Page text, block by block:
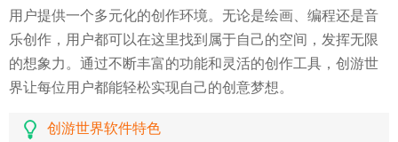
用户提供一个多元化的创作环境。无论是绘画、编程还是音
乐创作，用户都可以在这里找到属于自己的空间，发挥无限
的想象力。通过不断丰富的功能和灵活的创作工具，创游世
界让每位用户都能轻松实现自己的创意梦想。
创游世界软件特色